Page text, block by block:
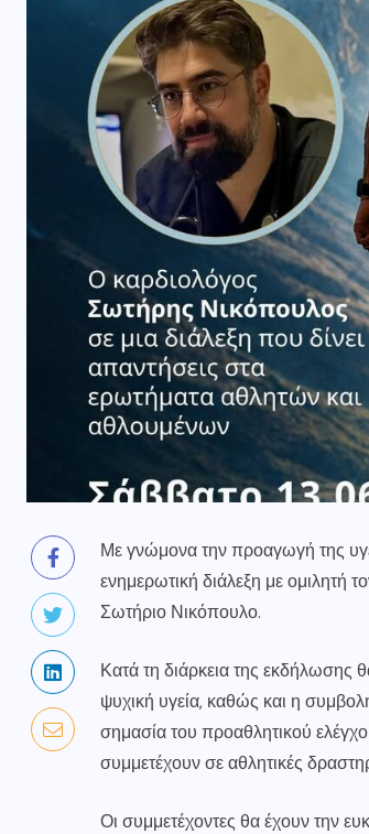
Με γνώμονα την προαγωγή της
ενημερωτική διάλεξη με ομιλητή
Σωτήριο Νικόπουλο.
Κατά τη διάρκεια της εκδήλωσης
ψυχική υγεία, καθώς και η
σημασία του προαθλητικού
συμμετέχουν σε αθλητικές
Οι συμμετέχοντες θα έχουν την